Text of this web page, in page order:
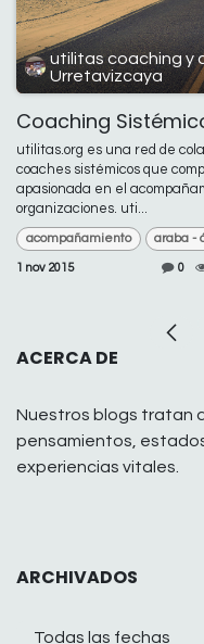
utilitas coaching y
Urretavizcaya
Coaching
utilitas.org es una red de
coaches sistémicos que
apasionada en el
organizaciones. uti...
acompañamiento araba -
1 nov 2015 0
ACERCA DE
Nuestros blogs tratan
pensamientos,
experiencias vitales.
ARCHIVADOS